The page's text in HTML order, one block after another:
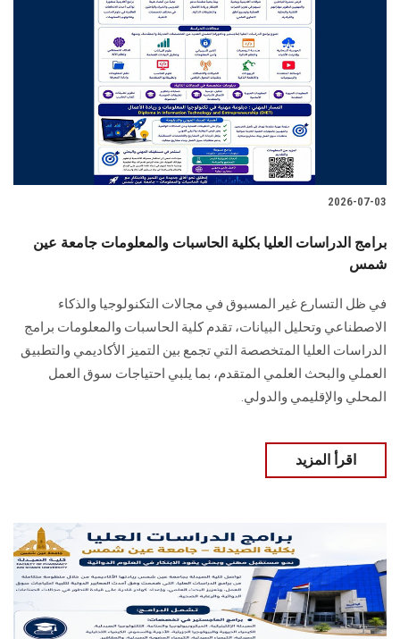
2026-07-03
برامج الدراسات العليا بكلية الحاسبات والمعلومات جامعة عين
شمس
في ظل التسارع غير المسبوق في مجالات التكنولوجيا والذكاء
الاصطناعي وتحليل البيانات، تقدم كلية الحاسبات والمعلومات برامج
الدراسات العليا المتخصصة التي تجمع بين التميز الأكاديمي والتطبيق
العملي والبحث العلمي المتقدم، بما يلبي احتياجات سوق العمل
المحلي والإقليمي والدولي.
اقرأ المزيد